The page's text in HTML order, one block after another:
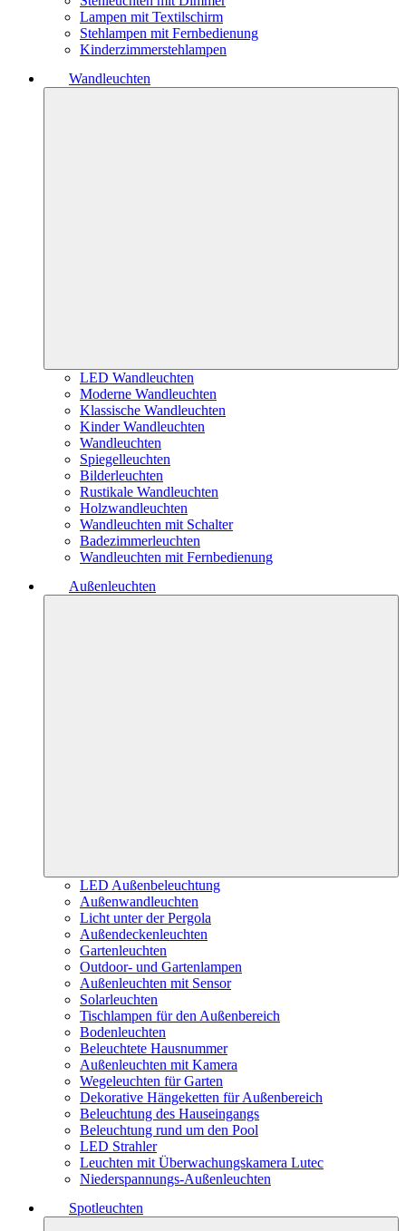
Lampen mit Textilschirm
Stehlampen mit Fernbedienung
Kinderzimmerstehlampen
Wandleuchten
LED Wandleuchten
Moderne Wandleuchten
Klassische Wandleuchten
Kinder Wandleuchten
Wandleuchten
Spiegelleuchten
Bilderleuchten
Rustikale Wandleuchten
Holzwandleuchten
Wandleuchten mit Schalter
Badezimmerleuchten
Wandleuchten mit Fernbedienung
Außenleuchten
LED Außenbeleuchtung
Außenwandleuchten
Licht unter der Pergola
Außendeckenleuchten
Gartenleuchten
Outdoor- und Gartenlampen
Außenleuchten mit Sensor
Solarleuchten
Tischlampen für den Außenbereich
Bodenleuchten
Beleuchtete Hausnummer
Außenleuchten mit Kamera
Wegeleuchten für Garten
Dekorative Hängeketten für Außenbereich
Beleuchtung des Hauseingangs
Beleuchtung rund um den Pool
LED Strahler
Leuchten mit Überwachungskamera Lutec
Niederspannungs-Außenleuchten
Spotleuchten